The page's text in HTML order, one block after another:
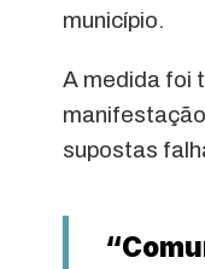
município.
A medida foi
supostas